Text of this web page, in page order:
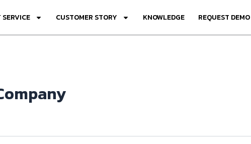
CUSTOMER STORY KNOWLEDGE REQUEST DEMO